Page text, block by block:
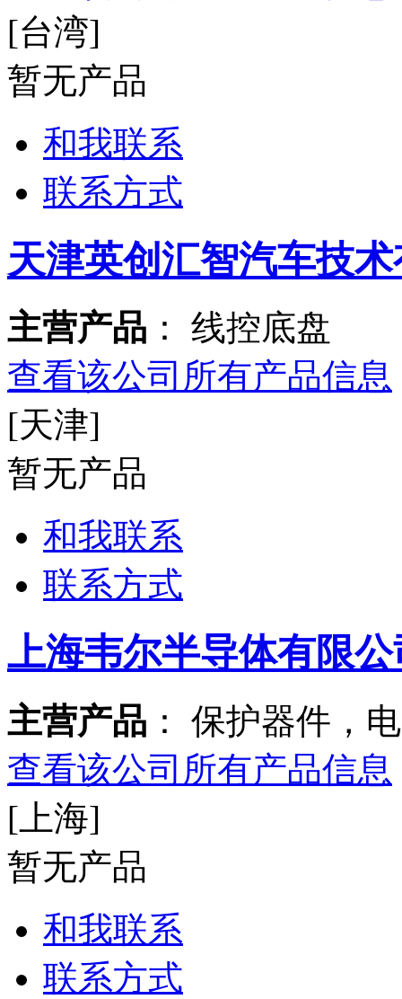
[台湾]
暂无产品
和我联系
联系方式
天津英创汇智汽车技
主营产品 ： 线控底盘
查看该公司所有产品信息
[天津]
暂无产品
和我联系
联系方式
上海韦尔半导体有限公
主营产品 ： 保护器件，
查看该公司所有产品信息
[上海]
暂无产品
和我联系
联系方式